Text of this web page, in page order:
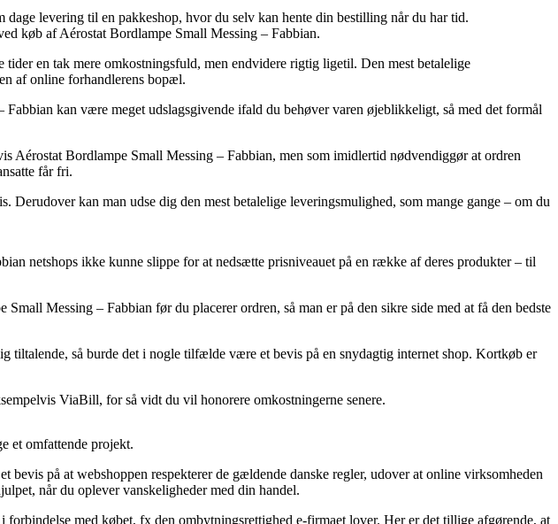
levering til en pakkeshop, hvor du selv kan hente din bestilling når du har tid.
køb af Aérostat Bordlampe Small Messing – Fabbian.
en tak mere omkostningsfuld, men endvidere rigtig ligetil. Den mest betalelige
af online forhandlerens bopæl.
kan være meget udslagsgivende ifald du behøver varen øjeblikkeligt, så med det formål
Aérostat Bordlampe Small Messing – Fabbian, men som imidlertid nødvendiggør at ordren
får fri.
kan man udse dig den mest betalelige leveringsmulighed, som mange gange – om du
netshops ikke kunne slippe for at nedsætte prisniveauet på en række af deres produkter – til
Messing – Fabbian før du placerer ordren, så man er på den sikre side med at få den bedste
tiltalende, så burde det i nogle tilfælde være et bevis på en snydagtig internet shop. Kortkøb er
ViaBill, for så vidt du vil honorere omkostningerne senere.
et omfattende projekt.
på at webshoppen respekterer de gældende danske regler, udover at online virksomheden
når du oplever vanskeligheder med din handel.
med købet, fx den ombytningsrettighed e-firmaet lover. Her er det tillige afgørende, at